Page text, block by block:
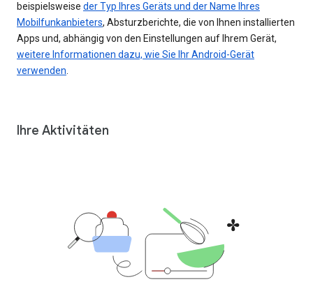
beispielsweise der Typ Ihres Geräts und der Name Ihres
Mobilfunkanbieters, Absturzberichte, die von Ihnen installierten
Apps und, abhängig von den Einstellungen auf Ihrem Gerät,
weitere Informationen dazu, wie Sie Ihr Android-Gerät
verwenden.
Ihre Aktivitäten